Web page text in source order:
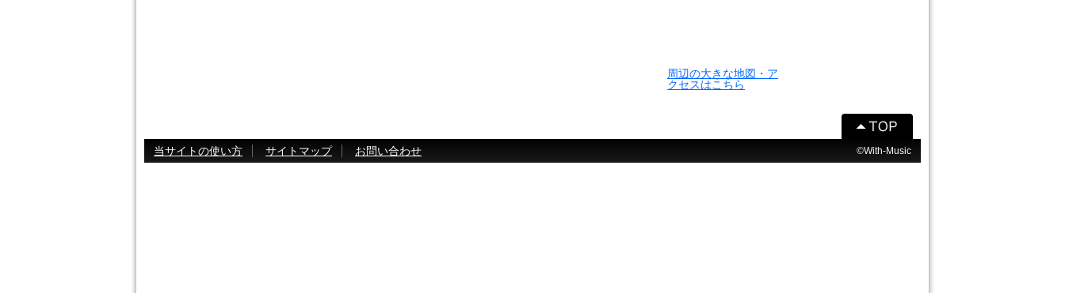
周辺の大きな地図・ア
クセスはこちら
当サイトの使い方 サイトマップ お問い合わせ ©With-Music